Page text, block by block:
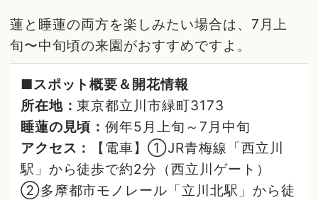
蓮と睡蓮の両方を楽しみたい場合は、7月上
旬〜中旬頃の来園がおすすめですよ。
■スポット概要＆開花情報
所在地：東京都立川市緑町3173
睡蓮の見頃：例年5月上旬～7月中旬
アクセス：
【電車】①JR青梅線「西立川
駅」から徒歩で約2分（西立川ゲート）
②多摩都市モノレール「立川北駅」から徒